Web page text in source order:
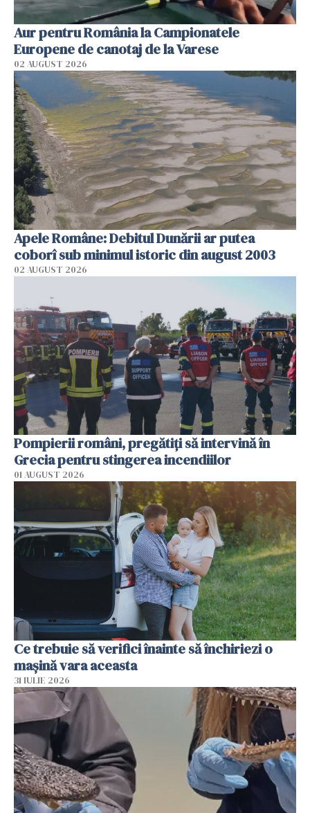
Aur pentru România la Campionatele
Europene de canotaj de la Varese
02 AUGUST 2026
Apele Române: Debitul Dunării ar putea
coborî sub minimul istoric din august 2003
02 AUGUST 2026
Pompierii români, pregătiţi să intervină în
Grecia pentru stingerea incendiilor
01 AUGUST 2026
Ce trebuie să verifici înainte să închiriezi o
mașină vara aceasta
31 IULIE 2026